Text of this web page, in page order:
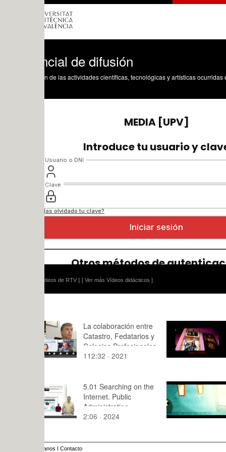
de difusión
de las actividades científicas, tecnológicas y artísticas ocurridas en los tres
[ Ver más Vídeos didácticos ]
La colaboración entre
Catastro, Fedatarios y
Colegios Profesionales
112:32 · 2021
La
ink
4:11 · 2018
5.01 Searching on the
Internet. Public
Administration
Information.
2:06 · 2024
Green love
5:31 · 2014